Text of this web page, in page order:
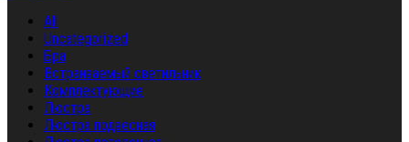
All
Uncategorized
Бра
Встраиваемый светильник
Комплектующие
Люстра
Люстра подвесная